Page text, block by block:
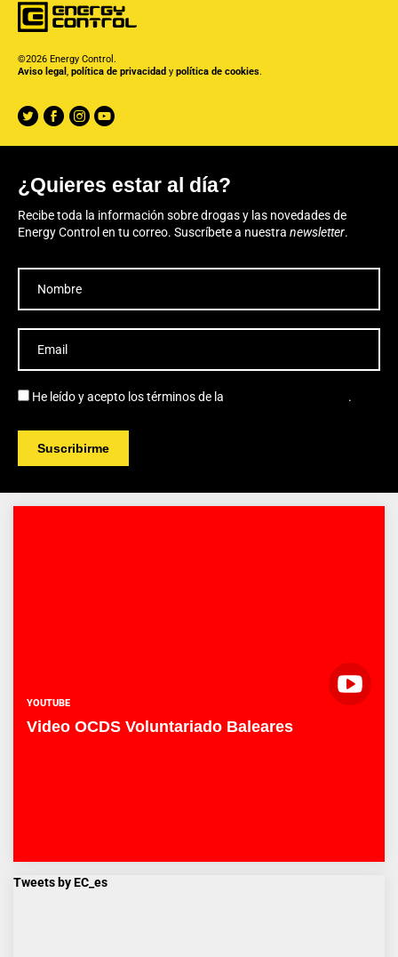
©2026 Energy Control.
Aviso legal , política de privacidad y política de cookies.
¿Quieres estar al día?
Recibe toda la información sobre drogas y las novedades de
Energy Control en tu correo. Suscríbete a nuestra newsletter.
He leído y acepto los términos de la .
YOUTUBE
Video OCDS Voluntariado Baleares
Tweets by EC_es